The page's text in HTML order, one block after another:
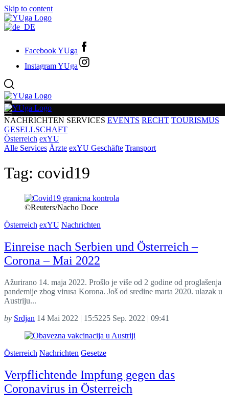
Skip to content
Facebook YUga
Instagram YUga
NACHRICHTEN SERVICES EVENTS RECHT TOURISMUS
GESELLSCHAFT
Österreich exYU
Alle Services Ärzte exYU Geschäfte Transport
Tag: covid19
©Reuters/Nacho Doce
Österreich exYU Nachrichten
Einreise nach Serbien und Österreich –
Corona – Mai 2022
Ažurirano 14. maja 2022. Prošlo je više od 2 godine od proglašenja
pandemije zbog virusa Korona. Još od sredine marta 2020. ulazak u
Austriju...
by Srdjan 14 Mai 2022 | 15:5225 Sep. 2022 | 09:41
Österreich Nachrichten Gesetze
Verpflichtende Impfung gegen das
Coronavirus in Österreich